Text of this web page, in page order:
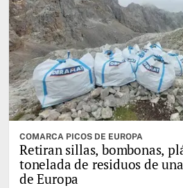
COMARCA PICOS DE EUROPA
Retiran sillas, bombonas,
tonelada de residuos de
de Europa